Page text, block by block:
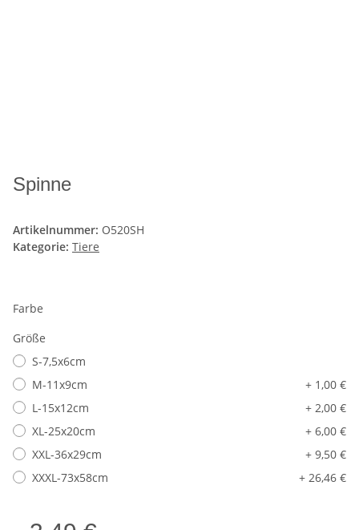
Spinne
Artikelnummer: O520SH
Kategorie: Tiere
Farbe
Größe
S-7,5x6cm
M-11x9cm
+ 1,00 €
L-15x12cm
+ 2,00 €
XL-25x20cm
+ 6,00 €
XXL-36x29cm
+ 9,50 €
XXXL-73x58cm
+ 26,46 €